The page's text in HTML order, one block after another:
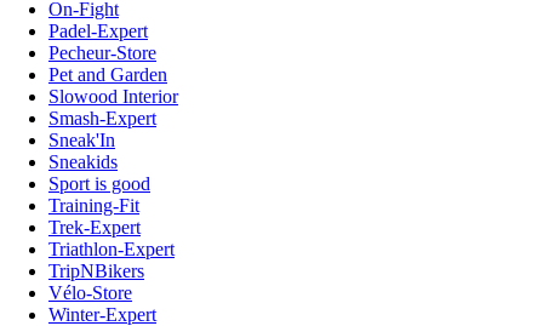
On-Fight
Padel-Expert
Pecheur-Store
Pet and Garden
Slowood Interior
Smash-Expert
Sneak'In
Sneakids
Sport is good
Training-Fit
Trek-Expert
Triathlon-Expert
TripNBikers
Vélo-Store
Winter-Expert